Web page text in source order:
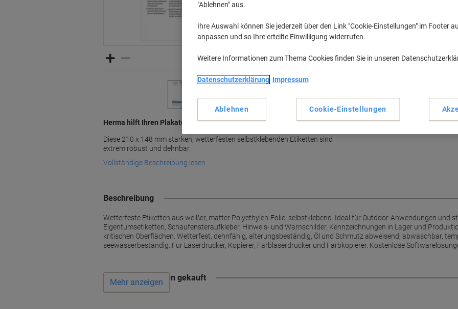
Herma hilft Ihren Plakaten, jedes Wetter zu überstehen
Diese 210 x 148 mm starken, wetterfesten selbstklebenden Etiketten sind
extrem robust und dehnbar.
Vollständige Beschreibung lesen
Lieferinformationen
Haupteigenschaften
Beschreibung
Wetterfeste Etiketten aus weißer, matter Polyethylen-Folie, selbstklebend. Ideal für Outdoor-Anwendungen und
Eigentumsetiketten, Schaufensteraufkleber, Hinweis- und Warnschilder, Kennzeichnungen in Lager und
kritischen Oberflächen. Wetterfest, dehnfähig, alterungsbeständig, Öl und Schmutz abweisend, abwaschbar,
seewasserbeständig. Für Laserdrucker, Kopierer, Farblaserdrucker und Farbkopierer. Kostenlose
Wird oft zusammen gekauft
Mehr anzeigen
"Ablehnen" aus.
Ihre Auswahl können Sie jederzeit über den Link "Cookie-Einstellungen" im Footer
anpassen und so Ihre erteilte Einwilligung widerrufen.
Weitere Informationen zum Thema Cookies finden Sie in unseren
Datenschutzerklärung Impressum
Cookie-Einstellungen
Ablehnen